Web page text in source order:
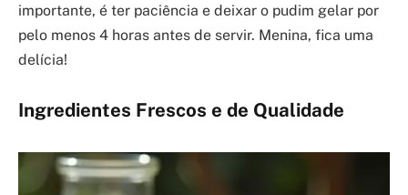
importante, é ter paciência e deixar o pudim gelar por
pelo menos 4 horas antes de servir. Menina, fica uma
delícia!
Ingredientes Frescos e de Qualidade